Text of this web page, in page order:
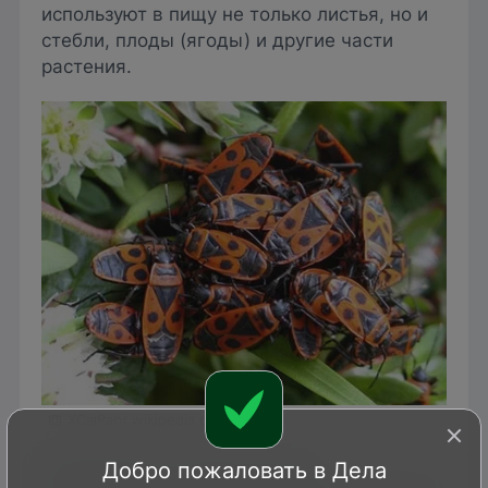
используют в пищу не только листья, но и
стебли, плоды (ягоды) и другие части
растения.
В результате их деятельности
Добро пожаловать в Дела